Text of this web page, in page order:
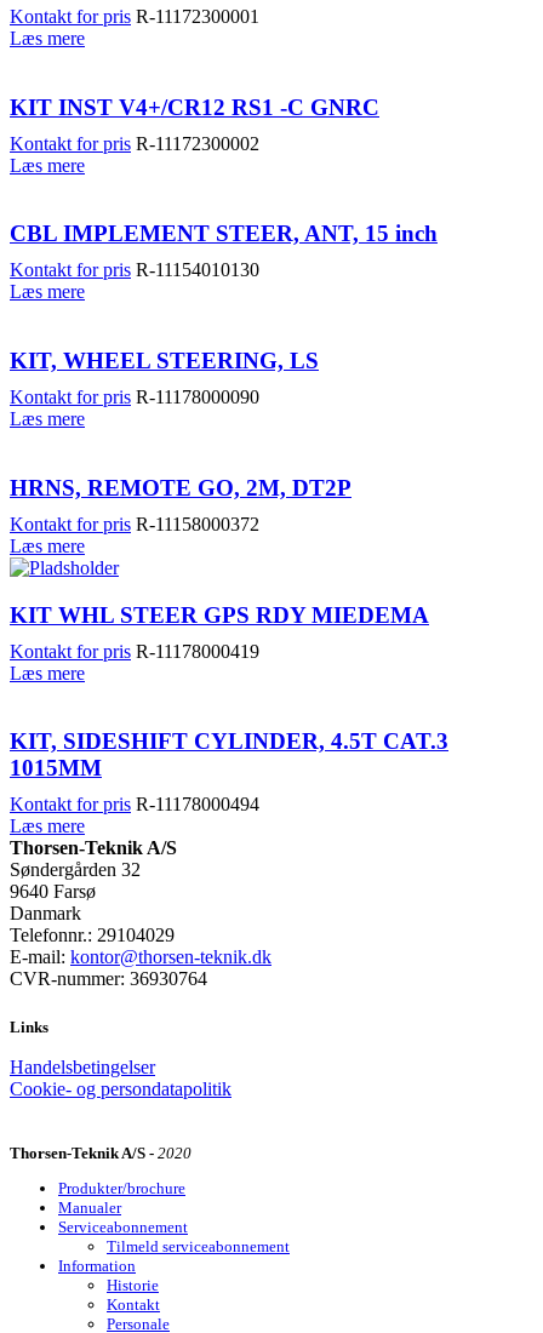
Kontakt for pris R-11172300001
Læs mere
KIT INST V4+/CR12 RS1 -C GNRC
Kontakt for pris R-11172300002
Læs mere
CBL IMPLEMENT STEER, ANT, 15 inch
Kontakt for pris R-11154010130
Læs mere
KIT, WHEEL STEERING, LS
Kontakt for pris R-11178000090
Læs mere
HRNS, REMOTE GO, 2M, DT2P
Kontakt for pris R-11158000372
Læs mere
KIT WHL STEER GPS RDY MIEDEMA
Kontakt for pris R-11178000419
Læs mere
KIT, SIDESHIFT CYLINDER, 4.5T CAT.3
1015MM
Kontakt for pris R-11178000494
Læs mere
Thorsen-Teknik A/S
Søndergården 32
9640 Farsø
Danmark
Telefonnr.: 29104029
E-mail: kontor@thorsen-teknik.dk
CVR-nummer: 36930764
Links
Handelsbetingelser
Cookie- og persondatapolitik
Thorsen-Teknik A/S - 2020
Produkter/brochure
Manualer
Serviceabonnement
Tilmeld serviceabonnement
Information
Historie
Kontakt
Personale